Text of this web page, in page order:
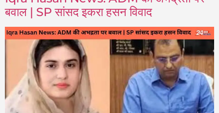
बवाल | SP सांसद इकरा हसन विवाद